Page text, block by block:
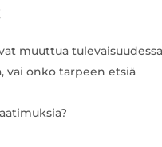
muuttua
vai onko tarpeen etsiä